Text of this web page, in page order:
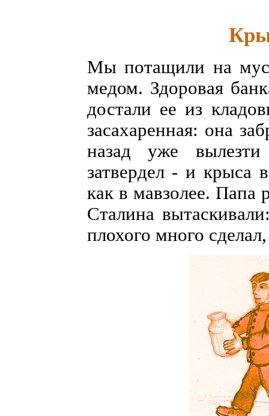
Мы потащили на
медом. Здоровая
достали ее из
засахаренная: она
назад уже
затвердел - и крыса
как в мавзолее. Папа
Сталина
плохого много